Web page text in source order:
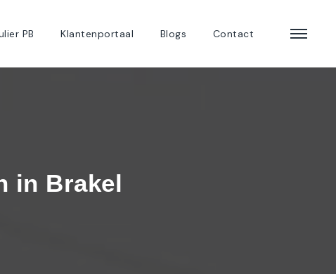
PB Klantenportaal Blogs Contact
in Brakel